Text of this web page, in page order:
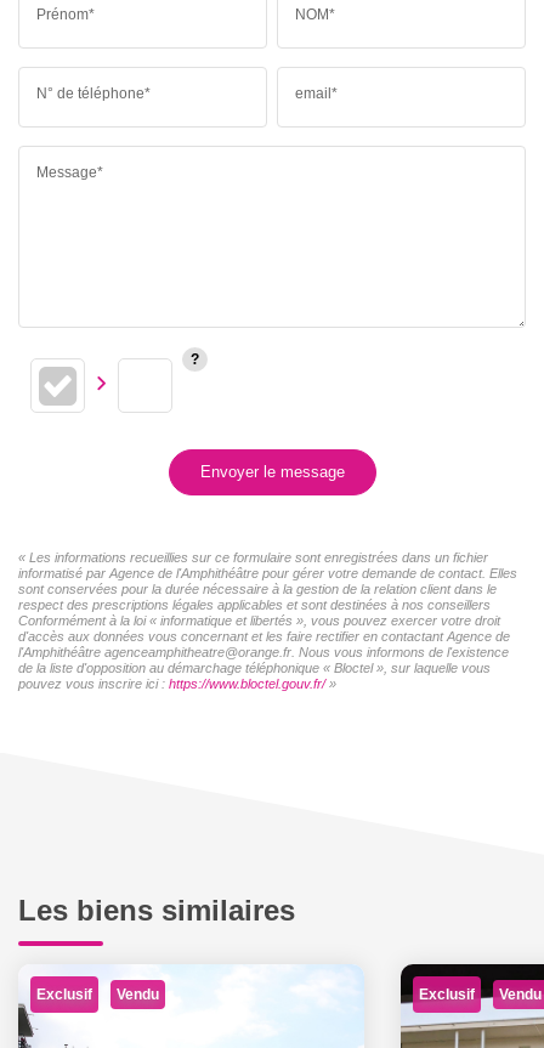
Prénom* NOM*
N° de téléphone* email*
Message*
Envoyer le message
« Les informations recueillies sur ce formulaire sont enregistrées dans un fichier
informatisé par Agence de l'Amphithéâtre pour gérer votre demande de contact. Elles
sont conservées pour la durée nécessaire à la gestion de la relation client dans le
respect des prescriptions légales applicables et sont destinées à nos conseillers
Conformément à la loi « informatique et libertés », vous pouvez exercer votre droit
d'accès aux données vous concernant et les faire rectifier en contactant Agence de
l'Amphithéâtre agenceamphitheatre@orange.fr. Nous vous informons de l'existence
de la liste d'opposition au démarchage téléphonique « Bloctel », sur laquelle vous
pouvez vous inscrire ici : https://www.bloctel.gouv.fr/»
Les biens similaires
Exclusif Vendu Exclusif Vendu